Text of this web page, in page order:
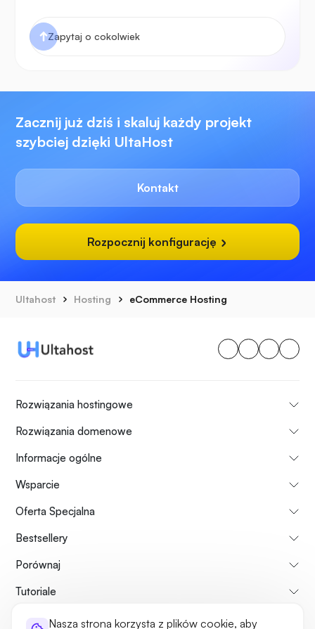
Nasza strona korzysta z plików cookie, aby
Zacznij już dziś i skaluj każdy projekt
szybciej dzięki UltaHost
Kontakt
Rozpocznij konfigurację
Ultahost Hosting eCommerce Hosting
Rozwiązania hostingowe
Rozwiązania domenowe
Informacje ogólne
Wsparcie
Oferta Specjalna
Bestsellery
Porównaj
Tutoriale